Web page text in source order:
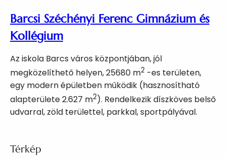
Barcsi Széchényi Ferenc Gimnázium és
Kollégium
Az iskola Barcs város központjában, jól
megközelíthető helyen, 25680 m2 -es területen,
egy modern épületben működik (hasznosítható
alapterülete 2.627 m2). Rendelkezik díszköves belső
udvarral, zöld területtel, parkkal, sportpályával.
Térkép